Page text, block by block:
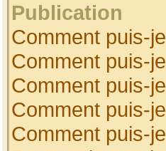
Publication
Comment puis-
Comment puis-
Comment puis-
Comment puis-
Comment puis-